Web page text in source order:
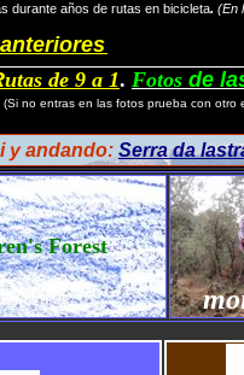
durante años de rutas en bicicleta. (En
utas de 9 a 1. Fotos de
(Si no entras en las fotos prueba con otro
y andando: Serra da
Forest